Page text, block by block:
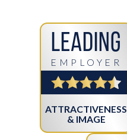
Leading
EMPLOYER
ATTRACTIVENESS
& IMAGE